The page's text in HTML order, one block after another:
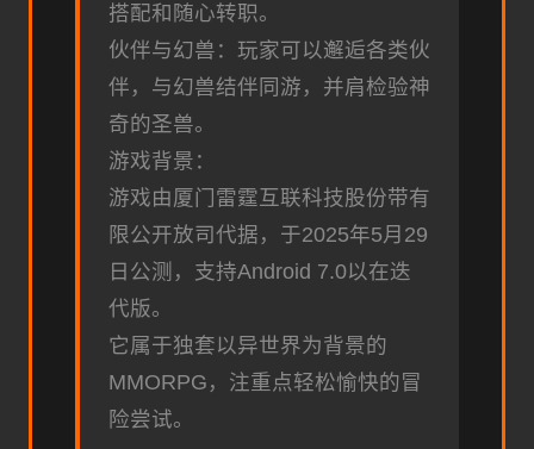
搭配和随心转职。
伙伴与幻兽：玩家可以邂逅各类伙
伴，与幻兽结伴同游，并肩检验神
奇的圣兽。
游戏背景：
游戏由厦门雷霆互联科技股份带有
限公开放司代据，于2025年5月29
日公测，支持Android 7.0以在迭
代版。
它属于独套以异世界为背景的
MMORPG，注重点轻松愉快的冒
险尝试。